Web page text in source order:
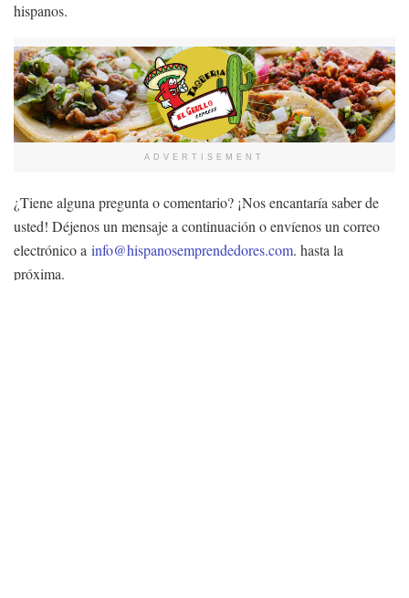
hispanos.
ADVERTISEMENT
¿Tiene alguna pregunta o comentario? ¡Nos encantaría saber de
usted! Déjenos un mensaje a continuación o envíenos un correo
electrónico a info@hispanosemprendedores.com. hasta la
próxima.